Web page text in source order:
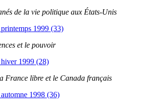
de la vie politique aux États-Unis
1999 (33)
et le pouvoir
1999 (28)
France libre et le Canada français
1998 (36)